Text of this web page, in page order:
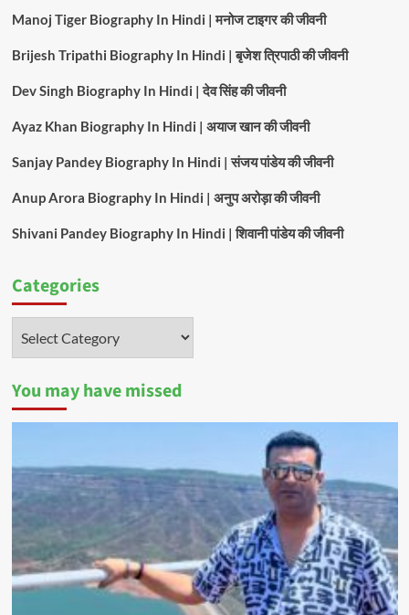
Manoj Tiger Biography In Hindi | मनोज टाइगर की जीवनी
Brijesh Tripathi Biography In Hindi | बृजेश त्रिपाठी की जीवनी
Dev Singh Biography In Hindi | देव सिंह की जीवनी
Ayaz Khan Biography In Hindi | अयाज खान की जीवनी
Sanjay Pandey Biography In Hindi | संजय पांडेय की जीवनी
Anup Arora Biography In Hindi | अनुप अरोड़ा की जीवनी
Shivani Pandey Biography In Hindi | शिवानी पांडेय की जीवनी
Categories
You may have missed